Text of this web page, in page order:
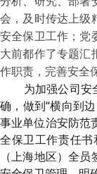
会，及时传达上级
安全保卫工作；党
大前都作了专题汇
作职责，完善安全
为加强公司安
确，做到“横向到
事业单位治安防范
全保卫工作责任
（上海地区）全